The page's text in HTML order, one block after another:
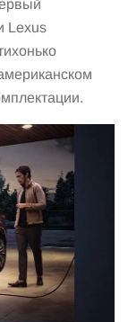
Lexus